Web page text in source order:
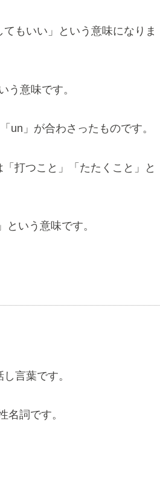
もいい」という意味になりま
う意味です。
un」が合わさったものです。
打つこと」「たたくこと」と
という意味です。
言葉です。
名詞です。